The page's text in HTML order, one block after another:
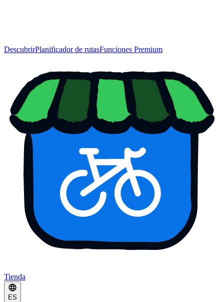
DescubrirPlanificador de rutasFunciones Premium
Tienda
ES